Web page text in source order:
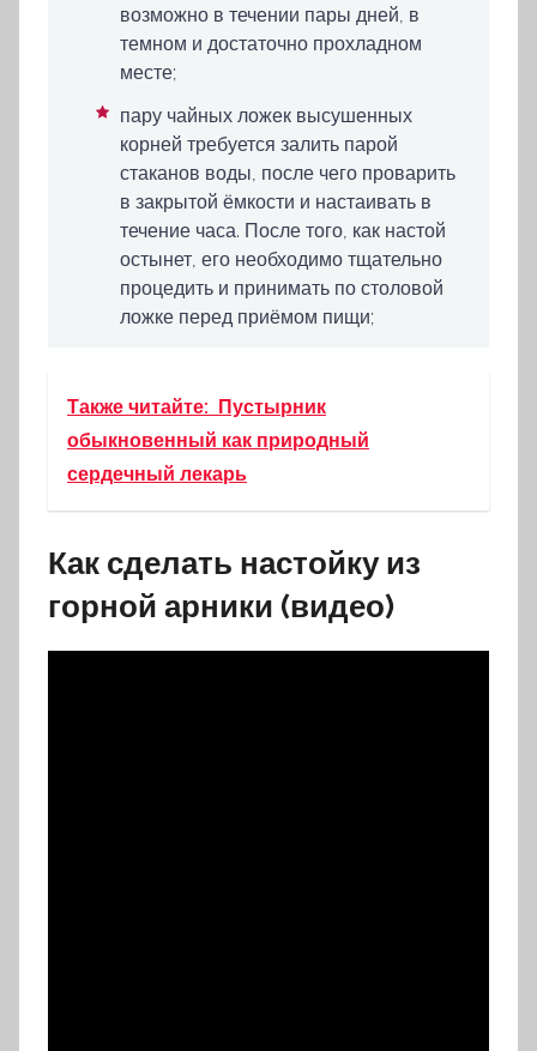
возможно в течении пары дней, в
темном и достаточно прохладном
месте;
пару чайных ложек высушенных
корней требуется залить парой
стаканов воды, после чего проварить
в закрытой ёмкости и настаивать в
течение часа. После того, как настой
остынет, его необходимо тщательно
процедить и принимать по столовой
ложке перед приёмом пищи;
Также читайте: Пустырник
обыкновенный как природный
сердечный лекарь
Как сделать настойку из
горной арники (видео)